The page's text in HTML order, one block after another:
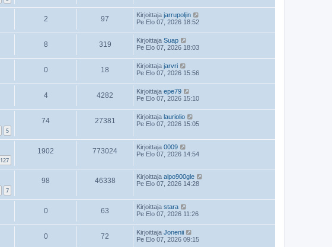
2 97 Kirjoittaja jarrupoljin
Pe Elo 07, 2026 18:52
8 319 Kirjoittaja Suap
Pe Elo 07, 2026 18:03
0 18 Kirjoittaja jarvri
Pe Elo 07, 2026 15:56
4 4282 Kirjoittaja epe79
Pe Elo 07, 2026 15:10
5
74 27381 Kirjoittaja lauriolio
Pe Elo 07, 2026 15:05
127
1902 773024 Kirjoittaja 0009
Pe Elo 07, 2026 14:54
7
98 46338 Kirjoittaja alpo900gle
Pe Elo 07, 2026 14:28
0 63 Kirjoittaja stara
Pe Elo 07, 2026 11:26
0 72 Kirjoittaja Jonenii
Pe Elo 07, 2026 09:15